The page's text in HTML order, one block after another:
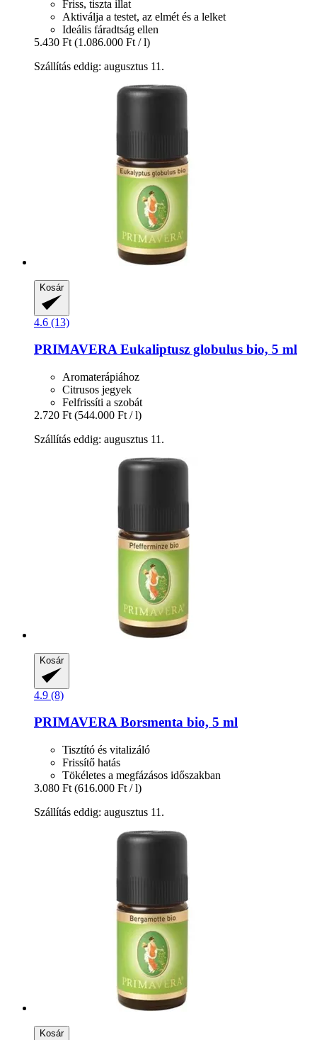
Friss, tiszta illat
Aktiválja a testet, az elmét és a lelket
Ideális fáradtság ellen
5.430 Ft (1.086.000 Ft / l)
Szállítás eddig: augusztus 11.
Kosár
4.6 (13)
PRIMAVERAEukaliptusz globulus bio, 5 ml
Aromaterápiához
Citrusos jegyek
Felfrissíti a szobát
2.720 Ft (544.000 Ft / l)
Szállítás eddig: augusztus 11.
Kosár
4.9 (8)
PRIMAVERABorsmenta bio, 5 ml
Tisztító és vitalizáló
Frissítő hatás
Tökéletes a megfázásos időszakban
3.080 Ft (616.000 Ft / l)
Szállítás eddig: augusztus 11.
Kosár